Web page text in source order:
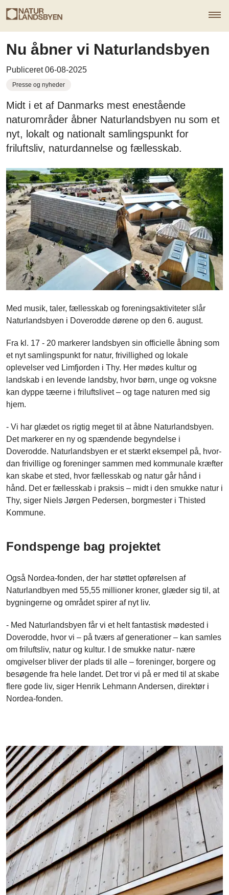
Nu åbner vi Naturlandsbyen
Publiceret 06-08-2025
Presse og nyheder
Midt i et af Danmarks mest enestående
naturområder åbner Naturlandsbyen nu som et
nyt, lokalt og nationalt samlingspunkt for
friluftsliv, naturdannelse og fællesskab.
Med musik, taler, fællesskab og foreningsaktiviteter slår
Naturlandsbyen i Doverodde dørene op den 6. august.
Fra kl. 17 - 20 markerer landsbyen sin officielle åbning som
et nyt samlingspunkt for natur, frivillighed og lokale
oplevelser ved Limfjorden i Thy. Her mødes kultur og
landskab i en levende landsby, hvor børn, unge og voksne
kan dyppe tæerne i friluftslivet – og tage naturen med sig
hjem.
- Vi har glædet os rigtig meget til at åbne Naturlandsbyen.
Det markerer en ny og spændende begyndelse i
Doverodde. Naturlandsbyen er et stærkt eksempel på, hvor-
dan frivillige og foreninger sammen med kommunale kræfter
kan skabe et sted, hvor fællesskab og natur går hånd i
hånd. Det er fællesskab i praksis – midt i den smukke natur i
Thy, siger Niels Jørgen Pedersen, borgmester i Thisted
Kommune.
Fondspenge bag projektet
Også Nordea-fonden, der har støttet opførelsen af
Naturlandbyen med 55,55 millioner kroner, glæder sig til, at
bygningerne og området spirer af nyt liv.
- Med Naturlandsbyen får vi et helt fantastisk mødested i
Doverodde, hvor vi – på tværs af generationer – kan samles
om friluftsliv, natur og kultur. I de smukke natur- nære
omgivelser bliver der plads til alle – foreninger, borgere og
besøgende fra hele landet. Det tror vi på er med til at skabe
flere gode liv, siger Henrik Lehmann Andersen, direktør i
Nordea-fonden.